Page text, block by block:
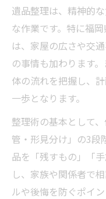
遺品整理で
想い出を残
遺品整理で
心身に優しい遺
心身に優し
負担を抑え
無理なくで
遺品整理の
心に寄り添
納得いく片付け
遺品整理は、精神的
な作業です。特に福
は、家屋の広さや交
の事情も加わります
体の流れを把握し、
一歩となります。
整理術の基本として
管・形見分け」の3段
品を「残すもの」「
し、家族や関係者で
ルや後悔を防ぐポイン